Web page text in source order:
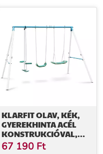
KLARFIT OLAV, KÉK,
GYEREKHINTA ACÉL
KONSTRUKCIÓVAL,
KERTI HASZNÁLATRA
67 190 Ft